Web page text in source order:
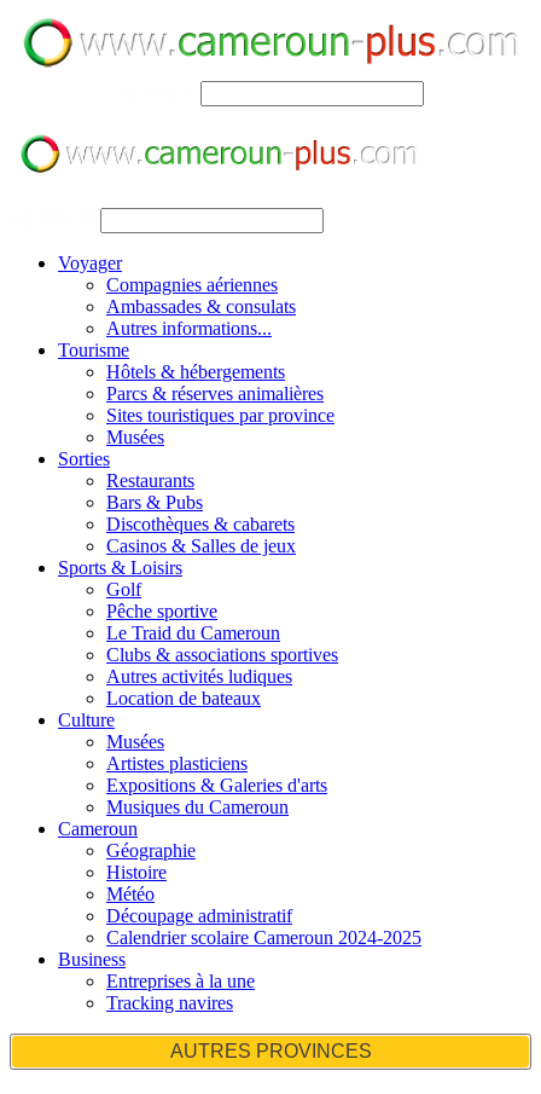
Voyager
Compagnies aériennes
Ambassades & consulats
Autres informations...
Tourisme
Hôtels & hébergements
Parcs & réserves animalières
Sites touristiques par province
Musées
Sorties
Restaurants
Bars & Pubs
Discothèques & cabarets
Casinos & Salles de jeux
Sports & Loisirs
Golf
Pêche sportive
Le Traid du Cameroun
Clubs & associations sportives
Autres activités ludiques
Location de bateaux
Culture
Musées
Artistes plasticiens
Expositions & Galeries d'arts
Musiques du Cameroun
Cameroun
Géographie
Histoire
Météo
Découpage administratif
Calendrier scolaire Cameroun 2024-2025
Business
Entreprises à la une
Tracking navires
AUTRES PROVINCES